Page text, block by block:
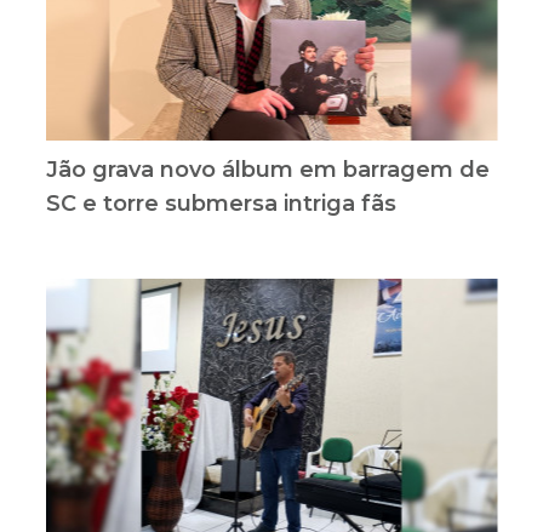
Jão grava novo álbum em barragem de
SC e torre submersa intriga fãs